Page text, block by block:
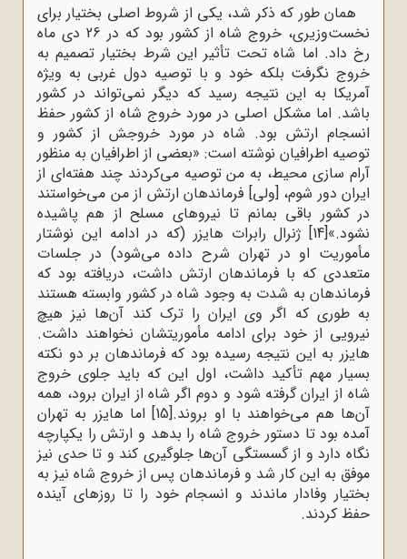
همان طور که ذکر شد، یکی از شروط اصلی بختیار برای
نخست‌وزیری، خروج شاه از کشور بود که در 26 دی ‌ماه
رخ داد. اما شاه تحت ‌تأثیر این شرط بختیار تصمیم به
خروج نگرفت بلکه خود و با توصیه دول غربی به ‌ویژه
آمریکا به این نتیجه رسید که دیگر نمی‌تواند در کشور
باشد. اما مشکل اصلی در مورد خروج شاه از کشور حفظ
انسجام ارتش بود. شاه در مورد خروجش از کشور و
توصیه اطرافیان نوشته است: «بعضی از اطرافیان به منظور
آرام ‌سازی محیط، به من توصیه می‌کردند چند هفته‌ای از
ایران دور شوم، [ولی] فرماندهان ارتش از من می‌خواستند
در کشور باقی بمانم تا نیروهای مسلح از هم پاشیده
نشود.»[14]
ژنرال رابرات هایزر (که در ادامه این نوشتار
مأموریت او در تهران شرح داده می‌شود) در جلسات
متعددی که با فرماندهان ارتش داشت، دریافته بود که
فرماندهان به شدت به وجود شاه در کشور وابسته هستند
به‌ طوری ‌که اگر وی ایران را ترک کند آن‌ها نیز هیچ
نیرویی از خود برای ادامه مأموریتشان نخواهند داشت.
هایزر به این نتیجه رسیده بود که فرماندهان بر دو نکته
بسیار مهم تأکید داشت، اول این که باید جلوی خروج
شاه از ایران گرفته شود و دوم اگر شاه از ایران برود، همه
آن‌ها هم می‌خواهند با او بروند.[15]
اما هایزر به تهران
آمده بود تا دستور خروج شاه را بدهد و ارتش را یکپارچه
نگاه دارد و از گسستگی آن‌ها جلوگیری کند و تا حدی نیز
موفق به این کار شد و فرماندهان پس از خروج شاه نیز به
بختیار وفادار ماندند و انسجام خود را تا روزهای آینده
حفظ کردند.